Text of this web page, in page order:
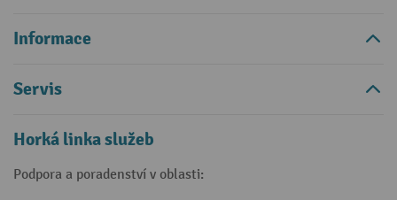
Informace
Servis
Horká linka služeb
Podpora a poradenství v oblasti: